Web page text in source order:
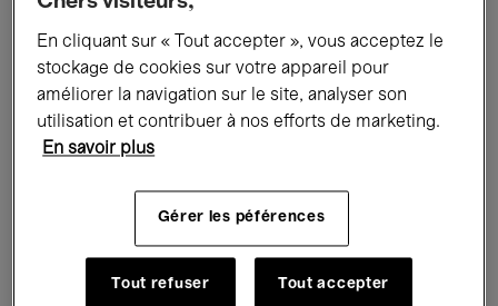
Tous les événements Concerts
Expositions Films Performances
Rencontres & Débats
Musique classique Global Music
Musique électronique
En cliquant sur « Tout accepter », vous acceptez le
stockage de cookies sur votre appareil pour
améliorer la navigation sur le site, analyser son
utilisation et contribuer à nos efforts de marketing.
En savoir plus
Gérer les péférences
Tout refuser Tout accepter